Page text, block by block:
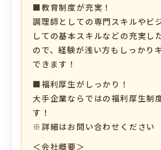
■教育制度が充実！
調理師としての専門スキルやビ
しての基本スキルなどの充実し
ので、経験が浅い方もしっかり
できます！
■福利厚生がしっかり！
大手企業ならではの福利厚生制
す！
※詳細はお問い合わせください
＜会社概要＞